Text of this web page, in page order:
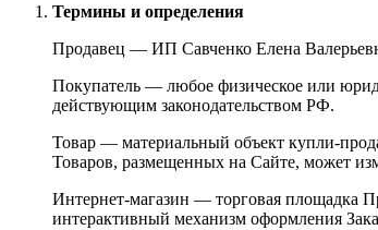
Термины и определения
Продавец — ИП Савченко Елена
Покупатель — любое физическое или
действующим законодательством РФ.
Товар — материальный объект купли-
Товаров, размещенных на Сайте, может
Интернет-магазин — торговая площадка
интерактивный механизм оформления